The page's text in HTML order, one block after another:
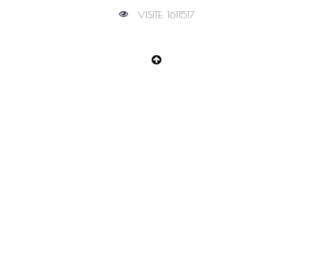
VISITE: 1611517